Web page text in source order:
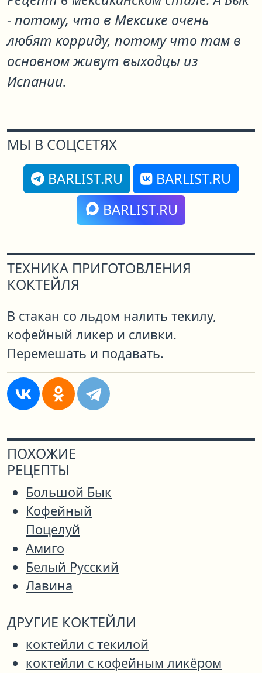
- потому, что в Мексике очень
любят корриду, потому что там в
основном живут выходцы из
Испании.
МЫ В СОЦСЕТЯХ
BARLIST.RU
BARLIST.RU
BARLIST.RU
ТЕХНИКА ПРИГОТОВЛЕНИЯ
КОКТЕЙЛЯ
В стакан со льдом налить текилу,
кофейный ликер и сливки.
Перемешать и подавать.
ПОХОЖИЕ
РЕЦЕПТЫ
Большой Бык
Кофейный
Поцелуй
Амиго
Белый Русский
Лавина
ДРУГИЕ КОКТЕЙЛИ
коктейли с текилой
коктейли с кофейным ликёром